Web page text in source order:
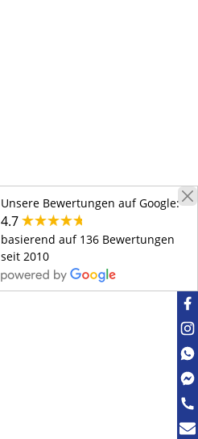
Unsere Bewertungen auf Google:
4.7
basierend auf 136 Bewertungen
seit 2010